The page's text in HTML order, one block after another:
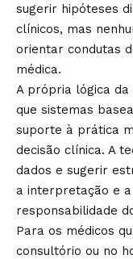
sugerir hipóteses
clínicos, mas
orientar condutas
médica.
A própria lógica da
que sistemas
suporte à prática
decisão clínica. A
dados e sugerir
a interpretação e
responsabilidade
Para os médicos
consultório ou no